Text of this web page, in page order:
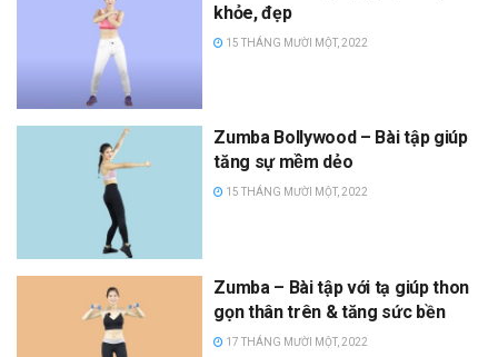
khỏe, đẹp
15 THÁNG MƯỜI MỘT, 2022
Zumba Bollywood – Bài tập giúp
tăng sự mềm dẻo
15 THÁNG MƯỜI MỘT, 2022
Zumba – Bài tập với tạ giúp thon
gọn thân trên & tăng sức bền
17 THÁNG MƯỜI MỘT, 2022